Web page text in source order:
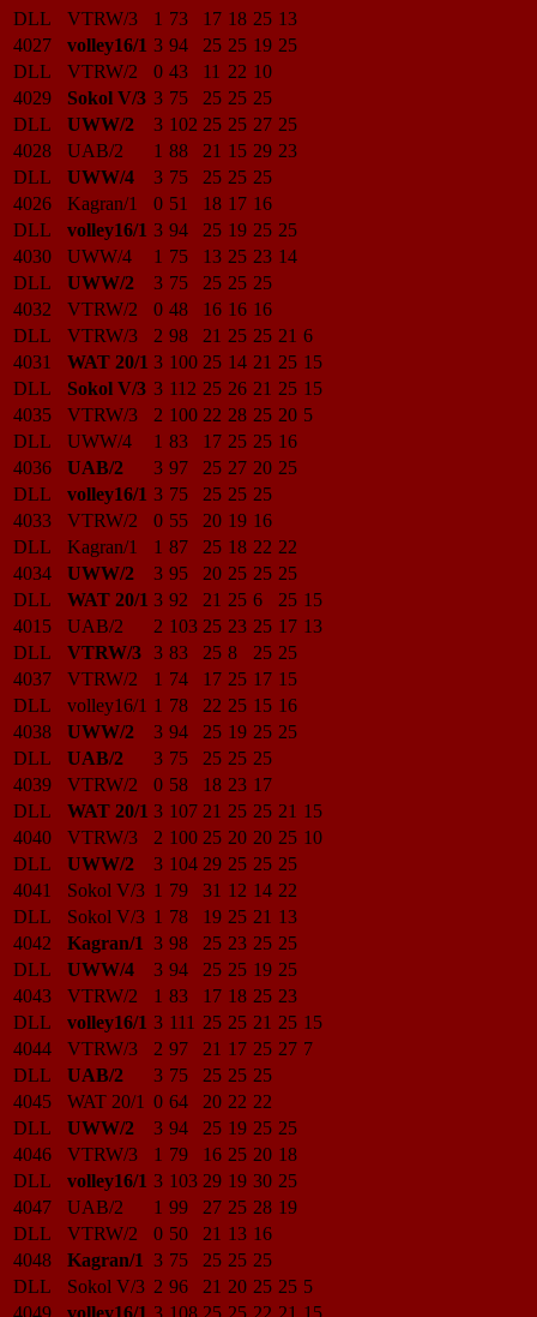
DLL
VTRW/3 1 73 17 18 25 13
4027
volley16/1 3 94 25 25 19 25
DLL
VTRW/2 0 43 11 22 10
4029
Sokol V/3 3 75 25 25 25
DLL
UWW/2 3 102 25 25 27 25
4028
UAB/2 1 88 21 15 29 23
DLL
UWW/4 3 75 25 25 25
4026
Kagran/1 0 51 18 17 16
DLL
volley16/1 3 94 25 19 25 25
4030
UWW/4 1 75 13 25 23 14
DLL
UWW/2 3 75 25 25 25
4032
VTRW/2 0 48 16 16 16
DLL
VTRW/3 2 98 21 25 25 21 6
4031
WAT 20/1 3 100 25 14 21 25 15
DLL
Sokol V/3 3 112 25 26 21 25 15
4035
VTRW/3 2 100 22 28 25 20 5
DLL
UWW/4 1 83 17 25 25 16
4036
UAB/2 3 97 25 27 20 25
DLL
volley16/1 3 75 25 25 25
4033
VTRW/2 0 55 20 19 16
DLL
Kagran/1 1 87 25 18 22 22
4034
UWW/2 3 95 20 25 25 25
DLL
WAT 20/1 3 92 21 25 6 25 15
4015
UAB/2 2 103 25 23 25 17 13
DLL
VTRW/3 3 83 25 8 25 25
4037
VTRW/2 1 74 17 25 17 15
DLL
volley16/1 1 78 22 25 15 16
4038
UWW/2 3 94 25 19 25 25
DLL
UAB/2 3 75 25 25 25
4039
VTRW/2 0 58 18 23 17
DLL
WAT 20/1 3 107 21 25 25 21 15
4040
VTRW/3 2 100 25 20 20 25 10
DLL
UWW/2 3 104 29 25 25 25
4041
Sokol V/3 1 79 31 12 14 22
DLL
Sokol V/3 1 78 19 25 21 13
4042
Kagran/1 3 98 25 23 25 25
DLL
UWW/4 3 94 25 25 19 25
4043
VTRW/2 1 83 17 18 25 23
DLL
volley16/1 3 111 25 25 21 25 15
4044
VTRW/3 2 97 21 17 25 27 7
DLL
UAB/2 3 75 25 25 25
4045
WAT 20/1 0 64 20 22 22
DLL
UWW/2 3 94 25 19 25 25
4046
VTRW/3 1 79 16 25 20 18
DLL
volley16/1 3 103 29 19 30 25
4047
UAB/2 1 99 27 25 28 19
DLL
VTRW/2 0 50 21 13 16
4048
Kagran/1 3 75 25 25 25
DLL
Sokol V/3 2 96 21 20 25 25 5
4049
volley16/1 3 108 25 25 22 21 15